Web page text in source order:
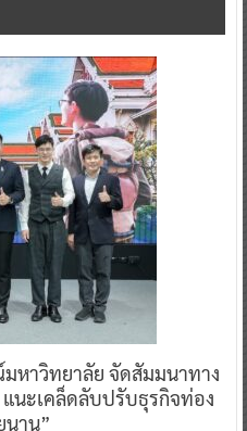
หาวิทยาลัย จัดสัมมนาทาง
แนะเคล็ดลับปรับธุรกิจท่อง
นาน”